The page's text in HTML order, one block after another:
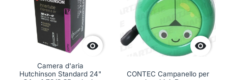

Camera d'aria
Hutchinson Standard 24"

CONTEC Campanello per